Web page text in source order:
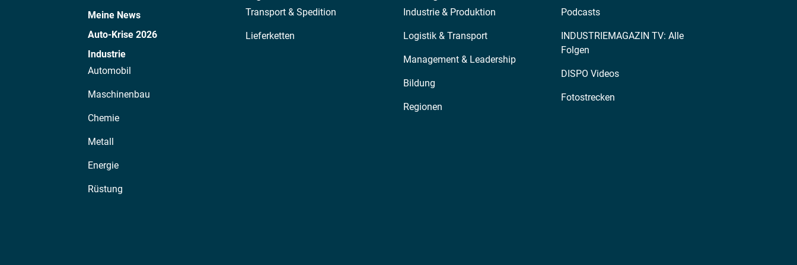
Meine News
Auto-Krise 2026
Industrie
Automobil
Maschinenbau
Chemie
Metall
Energie
Rüstung
Transport & Spedition
Lieferketten
Industrie & Produktion
Logistik & Transport
Management & Leadership
Bildung
Regionen
Podcasts
INDUSTRIEMAGAZIN TV: Alle
Folgen
DISPO Videos
Fotostrecken